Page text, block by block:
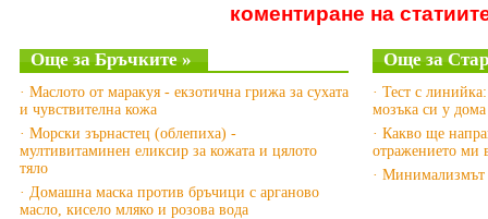
коментиране на
Още за Бръчките »
· Маслото от маракуя - екзотична грижа за сухата
и чувствителна кожа
· Морски зърнастец (облепиха) -
мултивитаминен еликсир за кожата и цялото
тяло
· Домашна маска против бръчици с арганово
масло, кисело мляко и розова вода
Още за
· Тест с
мозъка си у дома
· Какво ще
отражението ми
· Минимализмът